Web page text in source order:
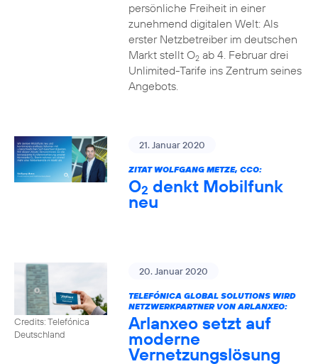
persönliche Freiheit in einer
zunehmend digitalen Welt: Als
erster Netzbetreiber im deutschen
Markt stellt O2ab 4. Februar drei
Unlimited-Tarife ins Zentrum seines
Angebots.
21. Januar 2020
ZITAT WOLFGANG METZE, CCO:
O2 denkt Mobilfunk
neu
Credits: Telefónica
Deutschland
20. Januar 2020
TELEFÓNICA GLOBAL SOLUTIONS WIRD
NETZWERKPARTNER VON ARLANXEO:
Arlanxeo setzt auf
moderne
Vernetzungslösung